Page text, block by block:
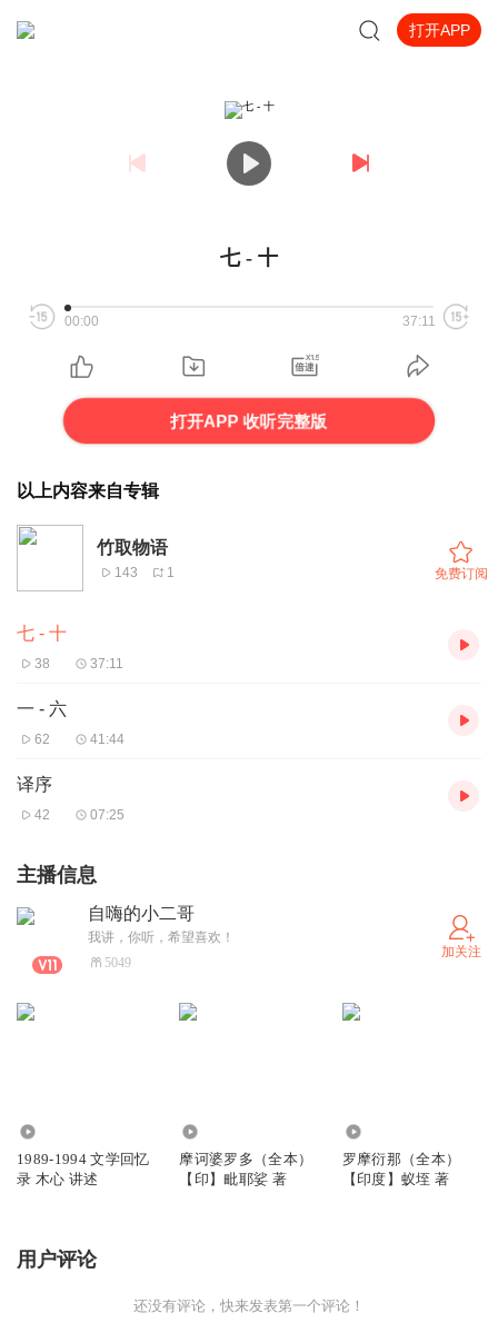
打开APP
七 - 十
00:00 37:11
打开APP 收听完整版
以上内容来自专辑
竹取物语
143 1 免费订阅
七 - 十
38 37:11
一 - 六
62 41:44
译序
42 07:25
主播信息
自嗨的小二哥
我讲，你听，希望喜欢！
5049
加关注
1989-1994 文学回忆
录 木心 讲述
摩诃婆罗多（全本）
【印】毗耶娑 著
罗摩衍那（全本）
【印度】蚁垤 著
用户评论
还没有评论，快来发表第一个评论！